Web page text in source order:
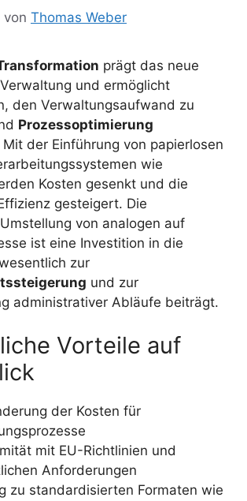
von Thomas Weber
prägt das neue
und ermöglicht
den Verwaltungsaufwand zu
Prozessoptimierung
der Einführung von papierlosen
wie
Kosten gesenkt und die
gesteigert. Die
von analogen auf
ist eine Investition in die
zur
und zur
administrativer Abläufe beiträgt.
Vorteile auf
der Kosten für
mit EU-Richtlinien und
Anforderungen
zu standardisierten Formaten wie